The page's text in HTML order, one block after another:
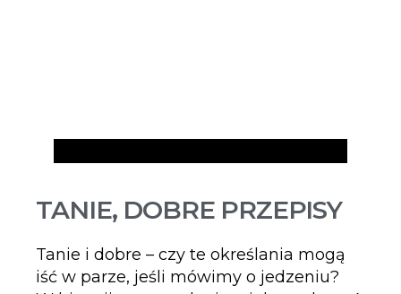
TANIE, DOBRE PRZEPISY
Tanie i dobre – czy te określania mogą
iść w parze, jeśli mówimy o jedzeniu?